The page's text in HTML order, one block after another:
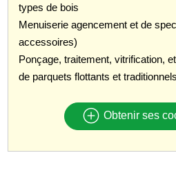
types de bois
Menuiserie agencement et de
accessoires)
Ponçage, traitement, vitrification,
de parquets flottants et traditionnels
Obtenir ses